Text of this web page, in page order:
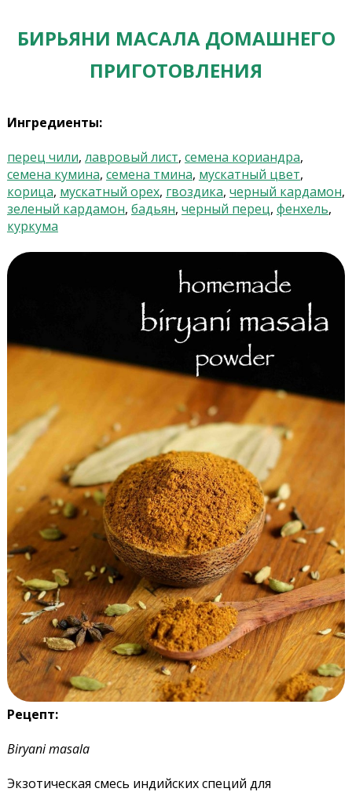
БИРЬЯНИ МАСАЛА ДОМАШНЕГО
ПРИГОТОВЛЕНИЯ
Ингредиенты:
перец чили, лавровый лист, семена кориандра,
семена кумина, семена тмина, мускатный цвет,
корица, мускатный орех, гвоздика, черный кардамон,
зеленый кардамон, бадьян, черный перец, фенхель,
куркума
Рецепт:
Biryani masala
Экзотическая смесь индийских специй для